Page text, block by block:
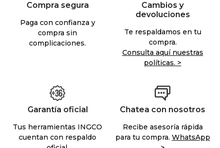
Compra segura
Paga con confianza y
compra sin
complicaciones.
Cambios y
devoluciones
Te respaldamos en tu
compra.
Consulta aquí nuestras
políticas. >
Garantía oficial
Tus herramientas INGCO
cuentan con respaldo
Chatea con nosotros
Recibe asesoría rápida
para tu compra. WhatsApp